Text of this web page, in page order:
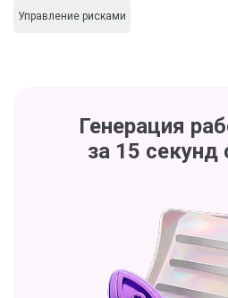
Управление рисками
Генерация
за 15 секунд